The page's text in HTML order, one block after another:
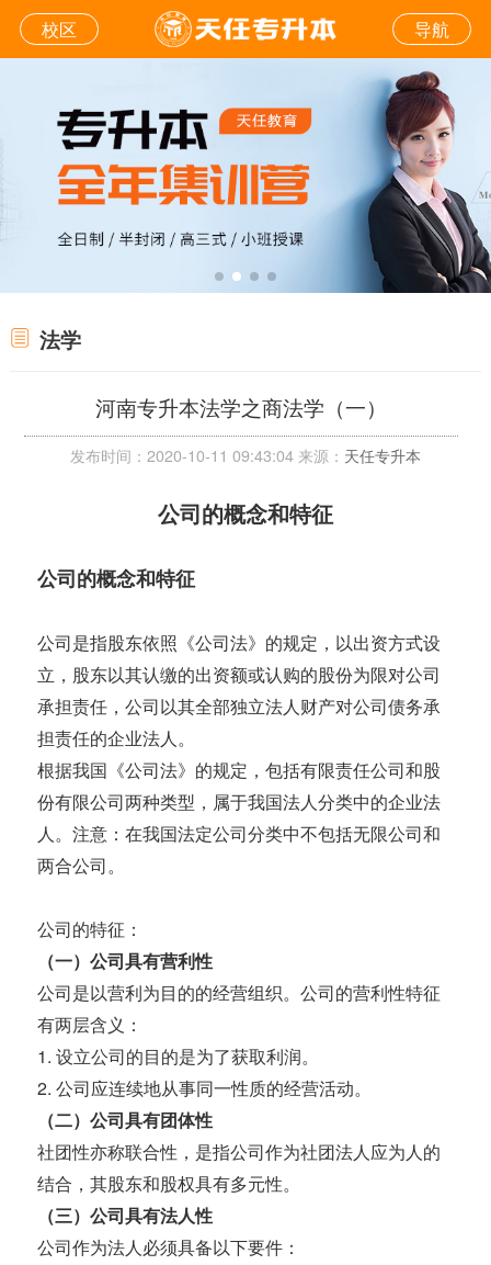
校区 导航
法学
河南专升本法学之商法学（一）
发布时间：2020-10-11 09:43:04 来源： 天任专升本
公司的概念和特征
公司的概念和特征
公司是指股东依照《公司法》的规定，以出资方式设
立，股东以其认缴的出资额或认购的股份为限对公司
承担责任，公司以其全部独立法人财产对公司债务承
担责任的企业法人。
根据我国《公司法》的规定，包括有限责任公司和股
份有限公司两种类型，属于我国法人分类中的企业法
人。注意：在我国法定公司分类中不包括无限公司和
两合公司。
公司的特征：
（一）公司具有营利性
公司是以营利为目的的经营组织。公司的营利性特征
有两层含义：
1. 设立公司的目的是为了获取利润。
2. 公司应连续地从事同一性质的经营活动。
（二）公司具有团体性
社团性亦称联合性，是指公司作为社团法人应为人的
结合，其股东和股权具有多元性。
（三）公司具有法人性
公司作为法人必须具备以下要件：